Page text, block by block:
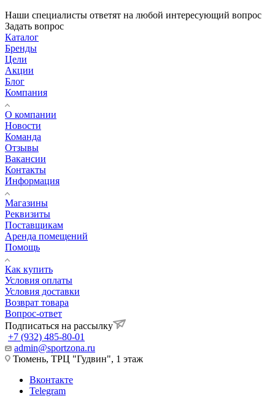
Наши специалисты ответят на любой интересующий вопрос
Задать вопрос
Каталог
Бренды
Цели
Акции
Блог
Компания
О компании
Новости
Команда
Отзывы
Вакансии
Контакты
Информация
Магазины
Реквизиты
Поставщикам
Аренда помещений
Помощь
Как купить
Условия оплаты
Условия доставки
Возврат товара
Вопрос-ответ
Подписаться на рассылку
+7 (932) 485-80-01
admin@sportzona.ru
Тюмень, ТРЦ "Гудвин", 1 этаж
Вконтакте
Telegram